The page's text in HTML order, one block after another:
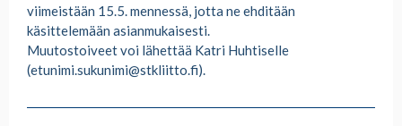
viimeistään 15.5. mennessä, jotta ne ehditään
käsittelemään asianmukaisesti.
Muutostoiveet voi lähettää Katri Huhtiselle
(etunimi.sukunimi@stkliitto.fi).